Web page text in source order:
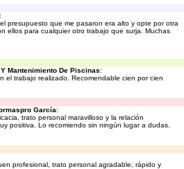
:
presupuesto que me pasaron era alto y opte por otra
ellos para cualquier otro trabajo que surja. Muchas
Mantenimiento De Piscinas:
el trabajo realizado. Recomendable cien por cien
García:
trato personal maravilloso y la relación
positiva. Lo recomiendo sin ningún lugar a dudas.
profesional, trato personal agradable, rápido y